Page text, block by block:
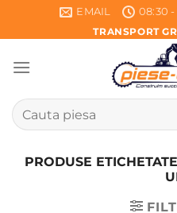
EMAIL 08:30 -
TRANSPORT
Caută
după:
PRODUSE